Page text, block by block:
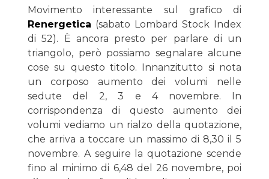
Movimento interessante sul grafico di
Renergetica (sabato Lombard Stock Index
di 52). È ancora presto per parlare di un
triangolo, però possiamo segnalare alcune
cose su questo titolo. Innanzitutto si nota
un corposo aumento dei volumi nelle
sedute del 2, 3 e 4 novembre. In
corrispondenza di questo aumento dei
volumi vediamo un rialzo della quotazione,
che arriva a toccare un massimo di 8,30 il 5
novembre. A seguire la quotazione scende
fino al minimo di 6,48 del 26 novembre, poi